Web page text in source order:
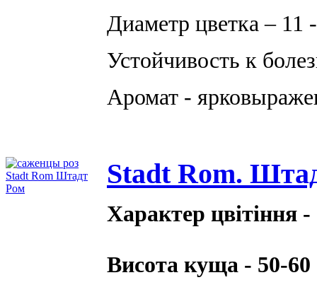
Диаметр цветка – 11
Устойчивость к
Аромат -
Stadt Rom.
Характер цвітіння
Висота куща - 50-